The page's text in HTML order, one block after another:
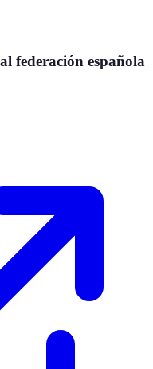
federación española